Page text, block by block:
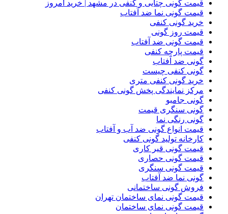
قیمت گونی چتایی و کنفی در مشهد | خرید امروز
قیمت گونی نما ضد آفتاب
خرید گونی کنفی
قیمت روز گونی
قیمت گونی ضد آفتاب
قیمت پارچه کنفی
گونی ضد آفتاب
گونی کنفی چیست
خرید گونی کنفی متری
مرکز نمایندگی پخش گونی کنفی
گونی جامبو
گونی سنگری قیمت
گونی رنگی نما
قیمت انواع گونی ضد آب و آفتاب
کارخانه تولید گونی کنفی
قیمت گونی قیر کاری
قیمت گونی حصاری
قیمت گونی سنگری
گونی نما ضد آفتاب
فروش گونی ساختمانی
قیمت گونی نمای ساختمان تهران
قیمت گونی نمای ساختمان